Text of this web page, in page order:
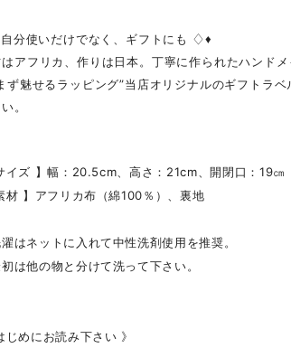
分使いだけでなく、ギフトにも ♢♦
アフリカ、作りは日本。丁寧に作られたハンド
ず魅せるラッピング”当店オリジナルのギフトラ
。
イズ 】幅：20.5cm、高さ：21cm、開閉口：19㎝
材 】アフリカ布（綿100％）、裏地
濯はネットに入れて中性洗剤使用を推奨。
初は他の物と分けて洗って下さい。
じめにお読み下さい 》